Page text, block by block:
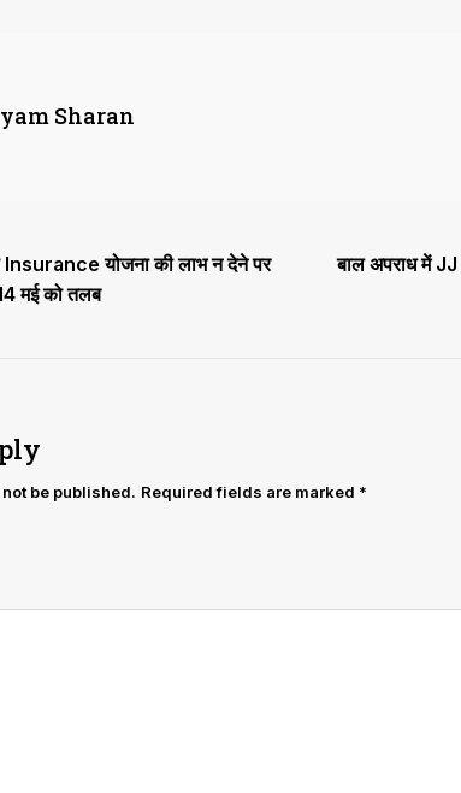
भर
मई
Sharan
Insurance योजना की लाभ न देने पर
मई को तलब
बाल अपराध में JJ
be published. Required fields are marked *